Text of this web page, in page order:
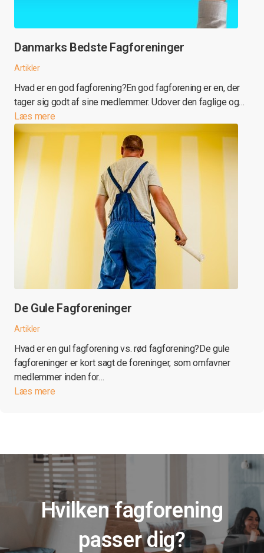
Danmarks Bedste Fagforeninger
Artikler
Hvad er en god fagforening?En god fagforening er en, der
tager sig godt af sine medlemmer. Udover den faglige og…
Læs mere
De Gule Fagforeninger
Artikler
Hvad er en gul fagforening vs. rød fagforening?De gule
fagforeninger er kort sagt de foreninger, som omfavner
medlemmer inden for…
Læs mere
Hvilken fagforening
passer dig?